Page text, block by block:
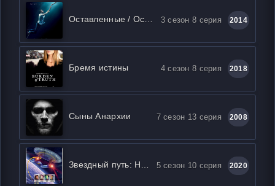
3 сезон 8 серия 2014
Бремя истины 4 сезон 8 серия 2018
Сыны Анархии 7 сезон 13 серия 2008
5 сезон 10 серия 2020